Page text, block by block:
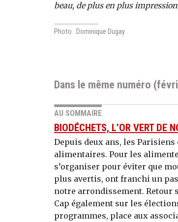
beau, de plus en plus
Photo : Dominique Dugay
Dans le même numéro
AU SOMMAIRE
BIODÉCHETS, L’OR VERT DE
Depuis deux ans, les
alimentaires. Pour les
s’organiser pour éviter que
plus avertis, ont franchi un
notre arrondissement. Retour
Cap également sur les
programmes, place aux